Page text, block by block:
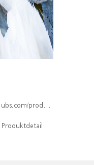
index/isin/DE000WA82J79
Produktdetail